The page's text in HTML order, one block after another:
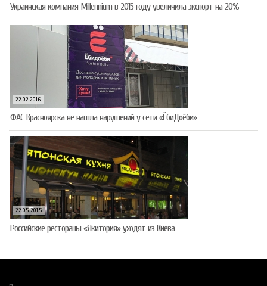
Украинская компания Millennium в 2015 году увеличила экспорт на 20%
22.02.2016
ФАС Красноярска не нашла нарушений у сети «ЁбиДоёби»
22.05.2015
Российские рестораны «Якитория» уходят из Киева